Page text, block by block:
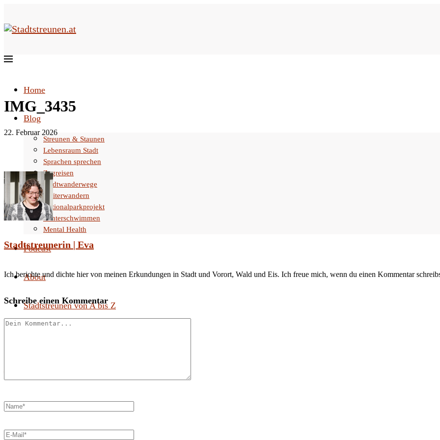
Home
Blog
Streunen & Staunen
Lebensraum Stadt
Sprachen sprechen
Zugreisen
Stadtwanderwege
Weiterwandern
Nationalparkprojekt
Winterschwimmen
Mental Health
Podcast
About
Stadtstreunen von A bis Z
IMG_3435
22. Februar 2026
Stadtstreunerin | Eva
Ich berichte und dichte hier von meinen Erkundungen in Stadt und Vorort, Wald und Eis. Ich freue mich, wenn du einen Kommentar
Schreibe einen Kommentar